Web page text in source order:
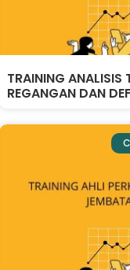
TRAINING ANALISIS
REGANGAN DAN